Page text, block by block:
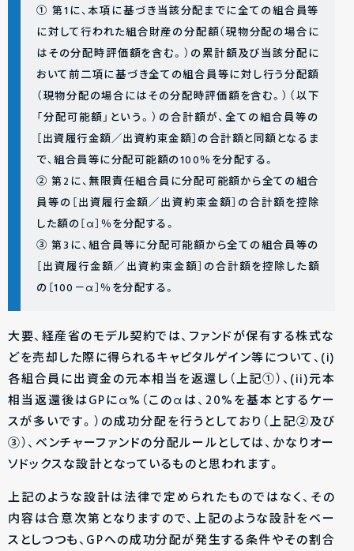
① 第1に、本項に基づき当該分配までに全ての組合員等
に対して行われた組合財産の分配額（現物分配の場合に
はその分配時評価額を含む。）の累計額及び当該分配に
おいて前二項に基づき全ての組合員等に対し行う分配額
（現物分配の場合にはその分配時評価額を含む。）（以下
「分配可能額」という。）の合計額が、全ての組合員等の
［出資履行金額／出資約束金額］の合計額と同額となるま
で、組合員等に分配可能額の100％を分配する。
② 第2に、無限責任組合員に分配可能額から全ての組合
員等の［出資履行金額／出資約束金額］の合計額を控除
した額の［α］％を分配する。
③ 第3に、組合員等に分配可能額から全ての組合員等の
［出資履行金額／出資約束金額］の合計額を控除した額
の［100－α］％を分配する。
大要、経産省のモデル契約では、ファンドが保有する株式な
どを売却した際に得られるキャピタルゲイン等について、(i)
各組合員に出資金の元本相当を返還し（上記①）、(ii)元本
相当返還後はGPにα%（このαは、20%を基本とするケー
スが多いです。）の成功分配を行うとしており（上記②及び
③）、ベンチャーファンドの分配ルールとしては、かなりオー
ソドックスな設計となっているものと思われます。
上記のような設計は法律で定められたものではなく、その
内容は合意次第となりますので、上記のような設計をベー
スとしつつも、GPへの成功分配が発生する条件やその割合